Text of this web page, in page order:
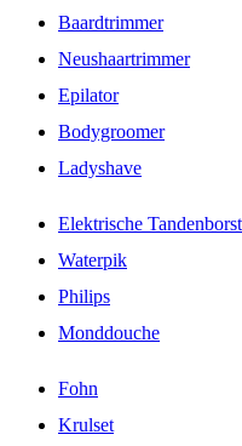
Baardtrimmer
Neushaartrimmer
Epilator
Bodygroomer
Ladyshave
Elektrische
Waterpik
Philips
Monddouche
Fohn
Krulset